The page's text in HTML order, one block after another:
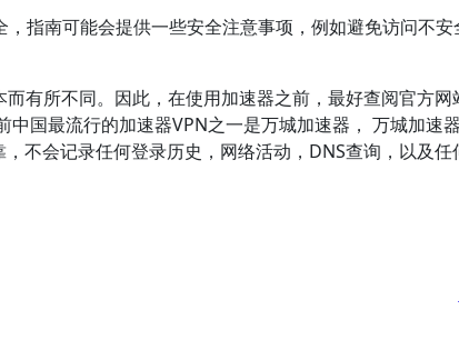
指南可能会提供一些安全注意事项，例如避免访问不安
有所不同。因此，在使用加速器之前，最好查阅官方网
国最流行的加速器VPN之一是万城加速器， 万城加速
不会记录任何登录历史，网络活动，DNS查询，以及任